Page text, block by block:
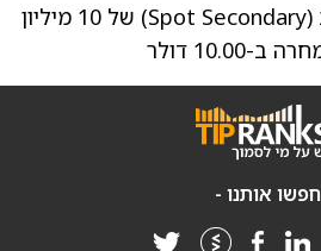
הנפקת משנית מואצת (Spot Secondary) של 10 מיליון
חפשו אותנו -